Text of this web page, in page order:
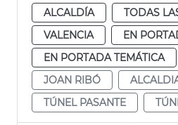
ALCALDÍA
TODAS
VALENCIA
EN
EN PORTADA TEMÁTICA
JOAN RIBÓ
TÚNEL PASANTE